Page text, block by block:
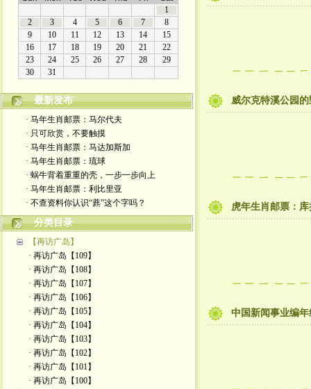
最新发布
· 马年生肖邮票：马尔代夫
· 只可欣赏，不要触摸
· 马年生肖邮票：马达加斯加
· 马年生肖邮票：琉球
· 蜗牛背着重重的壳，一步一步向上
· 马年生肖邮票：利比里亚
· 不查资料你认识“藨”这个字吗？
分类目录
【再访广岛】
· 再访广岛【109】
· 再访广岛【108】
· 再访广岛【107】
· 再访广岛【106】
· 再访广岛【105】
· 再访广岛【104】
· 再访广岛【103】
· 再访广岛【102】
· 再访广岛【101】
· 再访广岛【100】
威尔克特溪公园的
虎年生肖邮票：库
中国新闻事业编年